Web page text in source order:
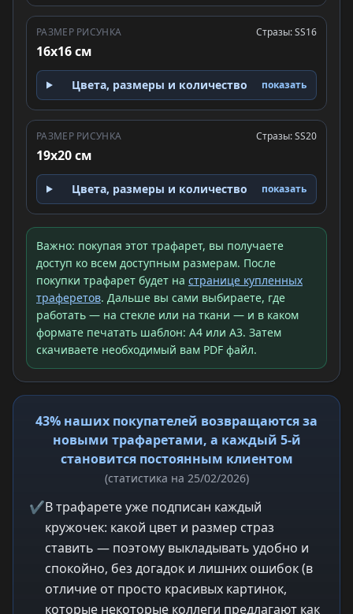
РАЗМЕР РИСУНКА
16x16 см
Стразы: SS16
Цвета, размеры и количество показать
РАЗМЕР РИСУНКА
19x20 см
Стразы: SS20
Цвета, размеры и количество показать
Важно: покупая этот трафарет, вы получаете
доступ ко всем доступным размерам. После
покупки трафарет будет на странице купленных
траферетов. Дальше вы сами выбираете, где
работать — на стекле или на ткани — и в каком
формате печатать шаблон: A4 или A3. Затем
скачиваете необходимый вам PDF файл.
43% наших покупателей возвращаются за
новыми трафаретами, а каждый 5-й
становится постоянным клиентом
(статистика на 25/02/2026)
✔В трафарете уже подписан каждый
кружочек: какой цвет и размер страз
ставить — поэтому выкладывать удобно и
спокойно, без догадок и лишних ошибок (в
отличие от просто красивых картинок,
которые некоторые коллеги предлагают как